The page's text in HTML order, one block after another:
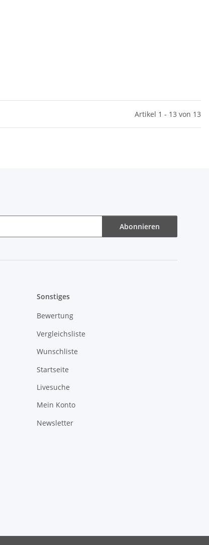
Artikel 1 - 13 von 13
Abonnieren
Sonstiges
Bewertung
Vergleichsliste
Wunschliste
Startseite
Livesuche
Mein Konto
Newsletter